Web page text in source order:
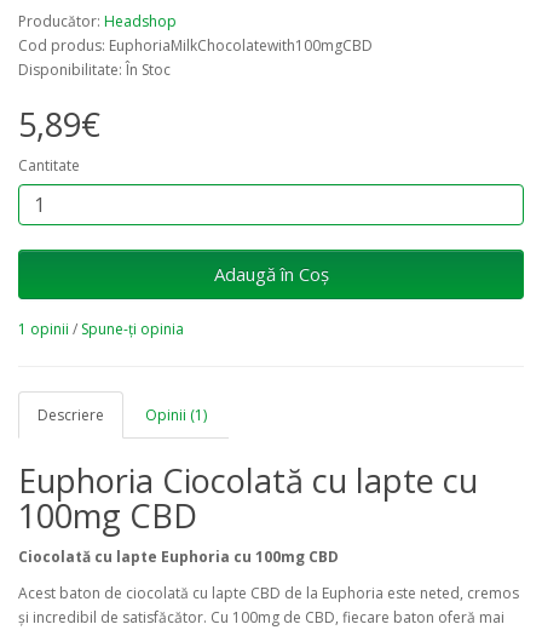
Producător: Headshop
Cod produs: EuphoriaMilkChocolatewith100mgCBD
Disponibilitate: În Stoc
5,89€
Cantitate
Adaugă în Coş
1 opinii / Spune-ţi opinia
Descriere Opinii (1)
Euphoria Ciocolată cu lapte cu
100mg CBD
Ciocolată cu lapte Euphoria cu 100mg CBD
Acest baton de ciocolată cu lapte CBD de la Euphoria este neted, cremos
și incredibil de satisfăcător. Cu 100mg de CBD, fiecare baton oferă mai